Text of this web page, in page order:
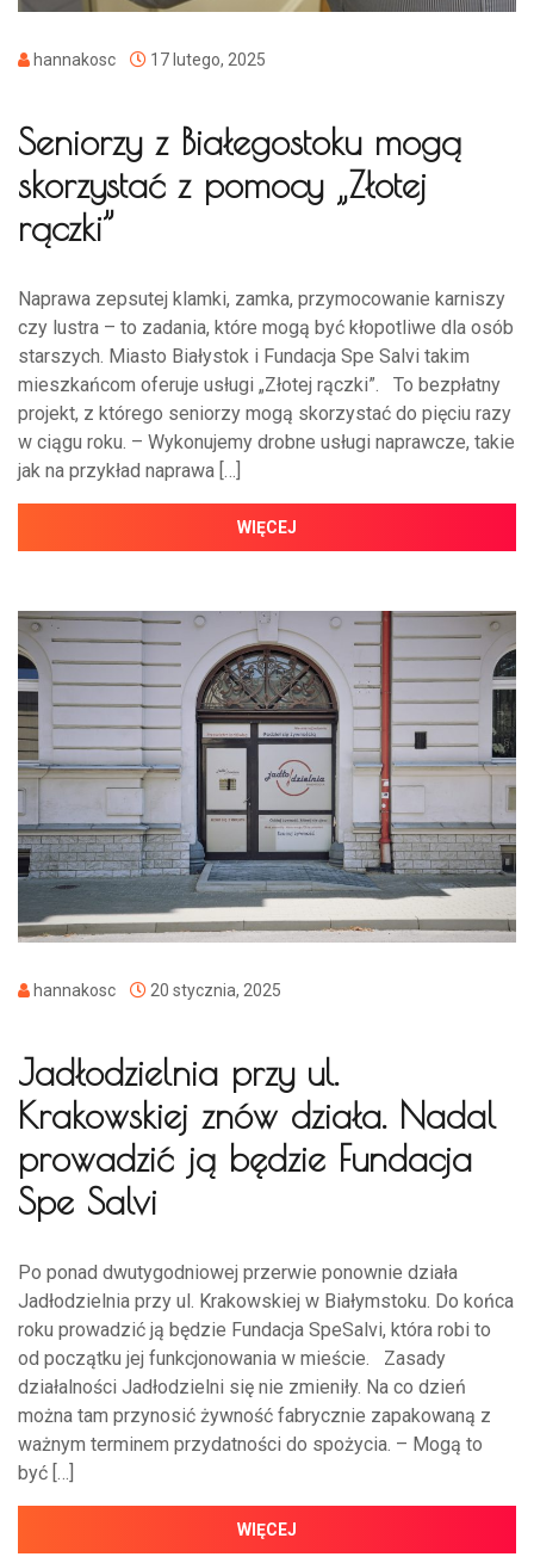
hannakosc 17 lutego, 2025
Seniorzy z Białegostoku mogą
skorzystać z pomocy „Złotej
rączki”
Naprawa zepsutej klamki, zamka, przymocowanie karniszy
czy lustra – to zadania, które mogą być kłopotliwe dla osób
starszych. Miasto Białystok i Fundacja Spe Salvi takim
mieszkańcom oferuje usługi „Złotej rączki”. To bezpłatny
projekt, z którego seniorzy mogą skorzystać do pięciu razy
w ciągu roku. – Wykonujemy drobne usługi naprawcze, takie
jak na przykład naprawa […]
WIĘCEJ
hannakosc 20 stycznia, 2025
Jadłodzielnia przy ul.
Krakowskiej znów działa. Nadal
prowadzić ją będzie Fundacja
Spe Salvi
Po ponad dwutygodniowej przerwie ponownie działa
Jadłodzielnia przy ul. Krakowskiej w Białymstoku. Do końca
roku prowadzić ją będzie Fundacja SpeSalvi, która robi to
od początku jej funkcjonowania w mieście. Zasady
działalności Jadłodzielni się nie zmieniły. Na co dzień
można tam przynosić żywność fabrycznie zapakowaną z
ważnym terminem przydatności do spożycia. – Mogą to
być […]
WIĘCEJ